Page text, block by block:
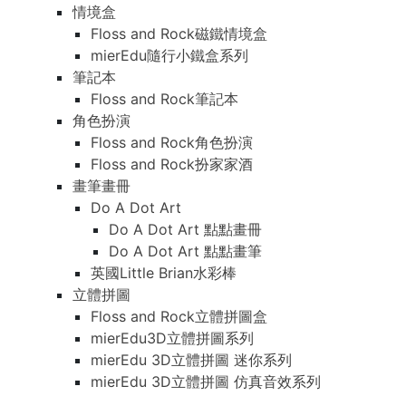
情境盒
Floss and Rock磁鐵情境盒
mierEdu隨行小鐵盒系列
筆記本
Floss and Rock筆記本
角色扮演
Floss and Rock角色扮演
Floss and Rock扮家家酒
畫筆畫冊
Do A Dot Art
Do A Dot Art 點點畫冊
Do A Dot Art 點點畫筆
英國Little Brian水彩棒
立體拼圖
Floss and Rock立體拼圖盒
mierEdu3D立體拼圖系列
mierEdu 3D立體拼圖 迷你系列
mierEdu 3D立體拼圖 仿真音效系列